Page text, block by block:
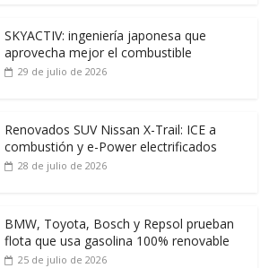
SKYACTIV: ingeniería japonesa que
aprovecha mejor el combustible
29 de julio de 2026
Renovados SUV Nissan X-Trail: ICE a
combustión y e-Power electrificados
28 de julio de 2026
BMW, Toyota, Bosch y Repsol prueban
flota que usa gasolina 100% renovable
25 de julio de 2026